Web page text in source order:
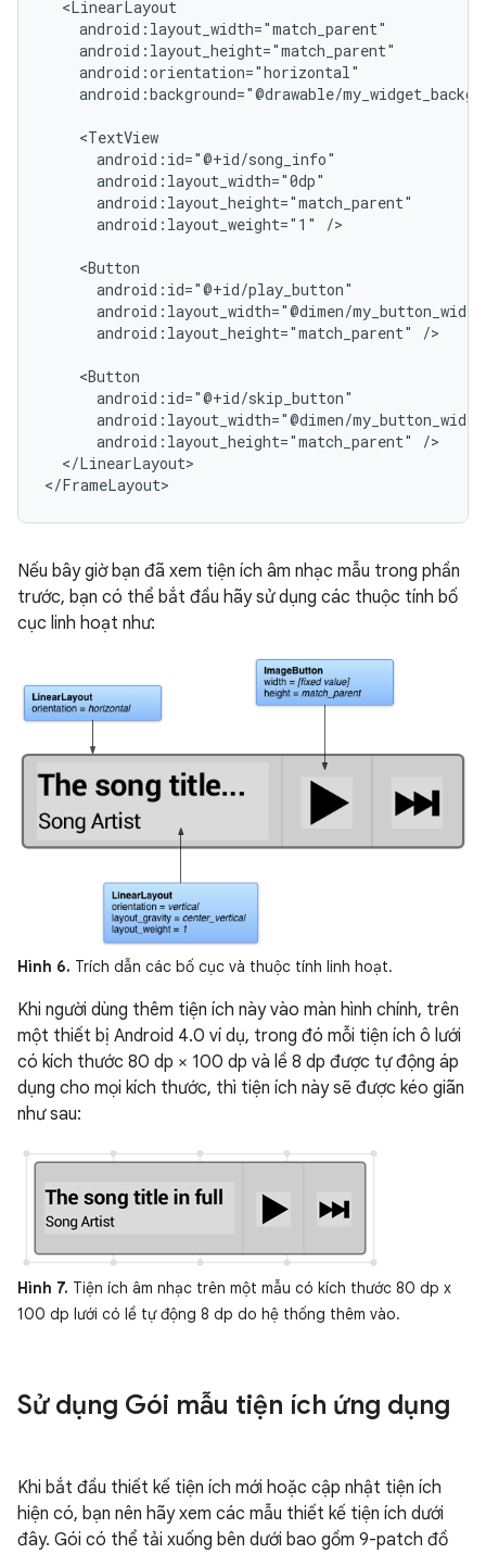
android:background="@drawable/
android:layout_weight="1"
/>
android:layout_height="match_parent" />
android:layout_height="match_parent"
</LinearLayout>
</FrameLayout>
Nếu bây giờ bạn đã xem tiện ích âm nhạc mẫu trong phần
trước, bạn có thể bắt đầu hãy sử dụng các thuộc tính bố
cục linh hoạt như:
Hình 6. Trích dẫn các bố cục và thuộc tính linh hoạt.
Khi người dùng thêm tiện ích này vào màn hình chính, trên
một thiết bị Android 4.0 ví dụ, trong đó mỗi tiện ích ô lưới
có kích thước 80 dp × 100 dp và lề 8 dp được tự động áp
dụng cho mọi kích thước, thì tiện ích này sẽ được kéo giãn
như sau:
Hình 7. Tiện ích âm nhạc trên một mẫu có kích thước 80 dp x
100 dp lưới có lề tự động 8 dp do hệ thống thêm vào.
Sử dụng Gói mẫu tiện ích ứng dụng
Khi bắt đầu thiết kế tiện ích mới hoặc cập nhật tiện ích
hiện có, bạn nên hãy xem các mẫu thiết kế tiện ích dưới
đây. Gói có thể tải xuống bên dưới bao gồm 9-patch đồ